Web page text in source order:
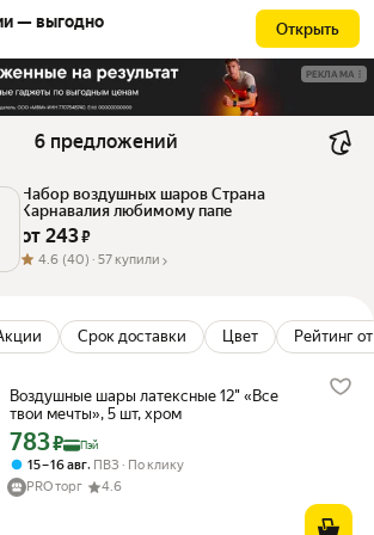
— выгодно Открыть
РЕКЛАМА
6 предложений
Набор воздушных шаров Страна
Карнавалия любимому папе
от 243 ₽
4.6 (40) · 57 купили
Срок доставки Цвет Рейтинг
Воздушные шары латексные 12" «Все
твои мечты», 5 шт, хром
Цена с картой Яндекс Пэй 783 ₽ вместо
783₽ Пэй
15 – 16 авг, ПВЗ
По клику
PRO торг
4.6